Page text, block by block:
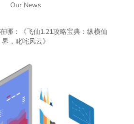
Our News
哪：《飞仙1.21攻略宝典：纵横仙
界，叱咤风云》